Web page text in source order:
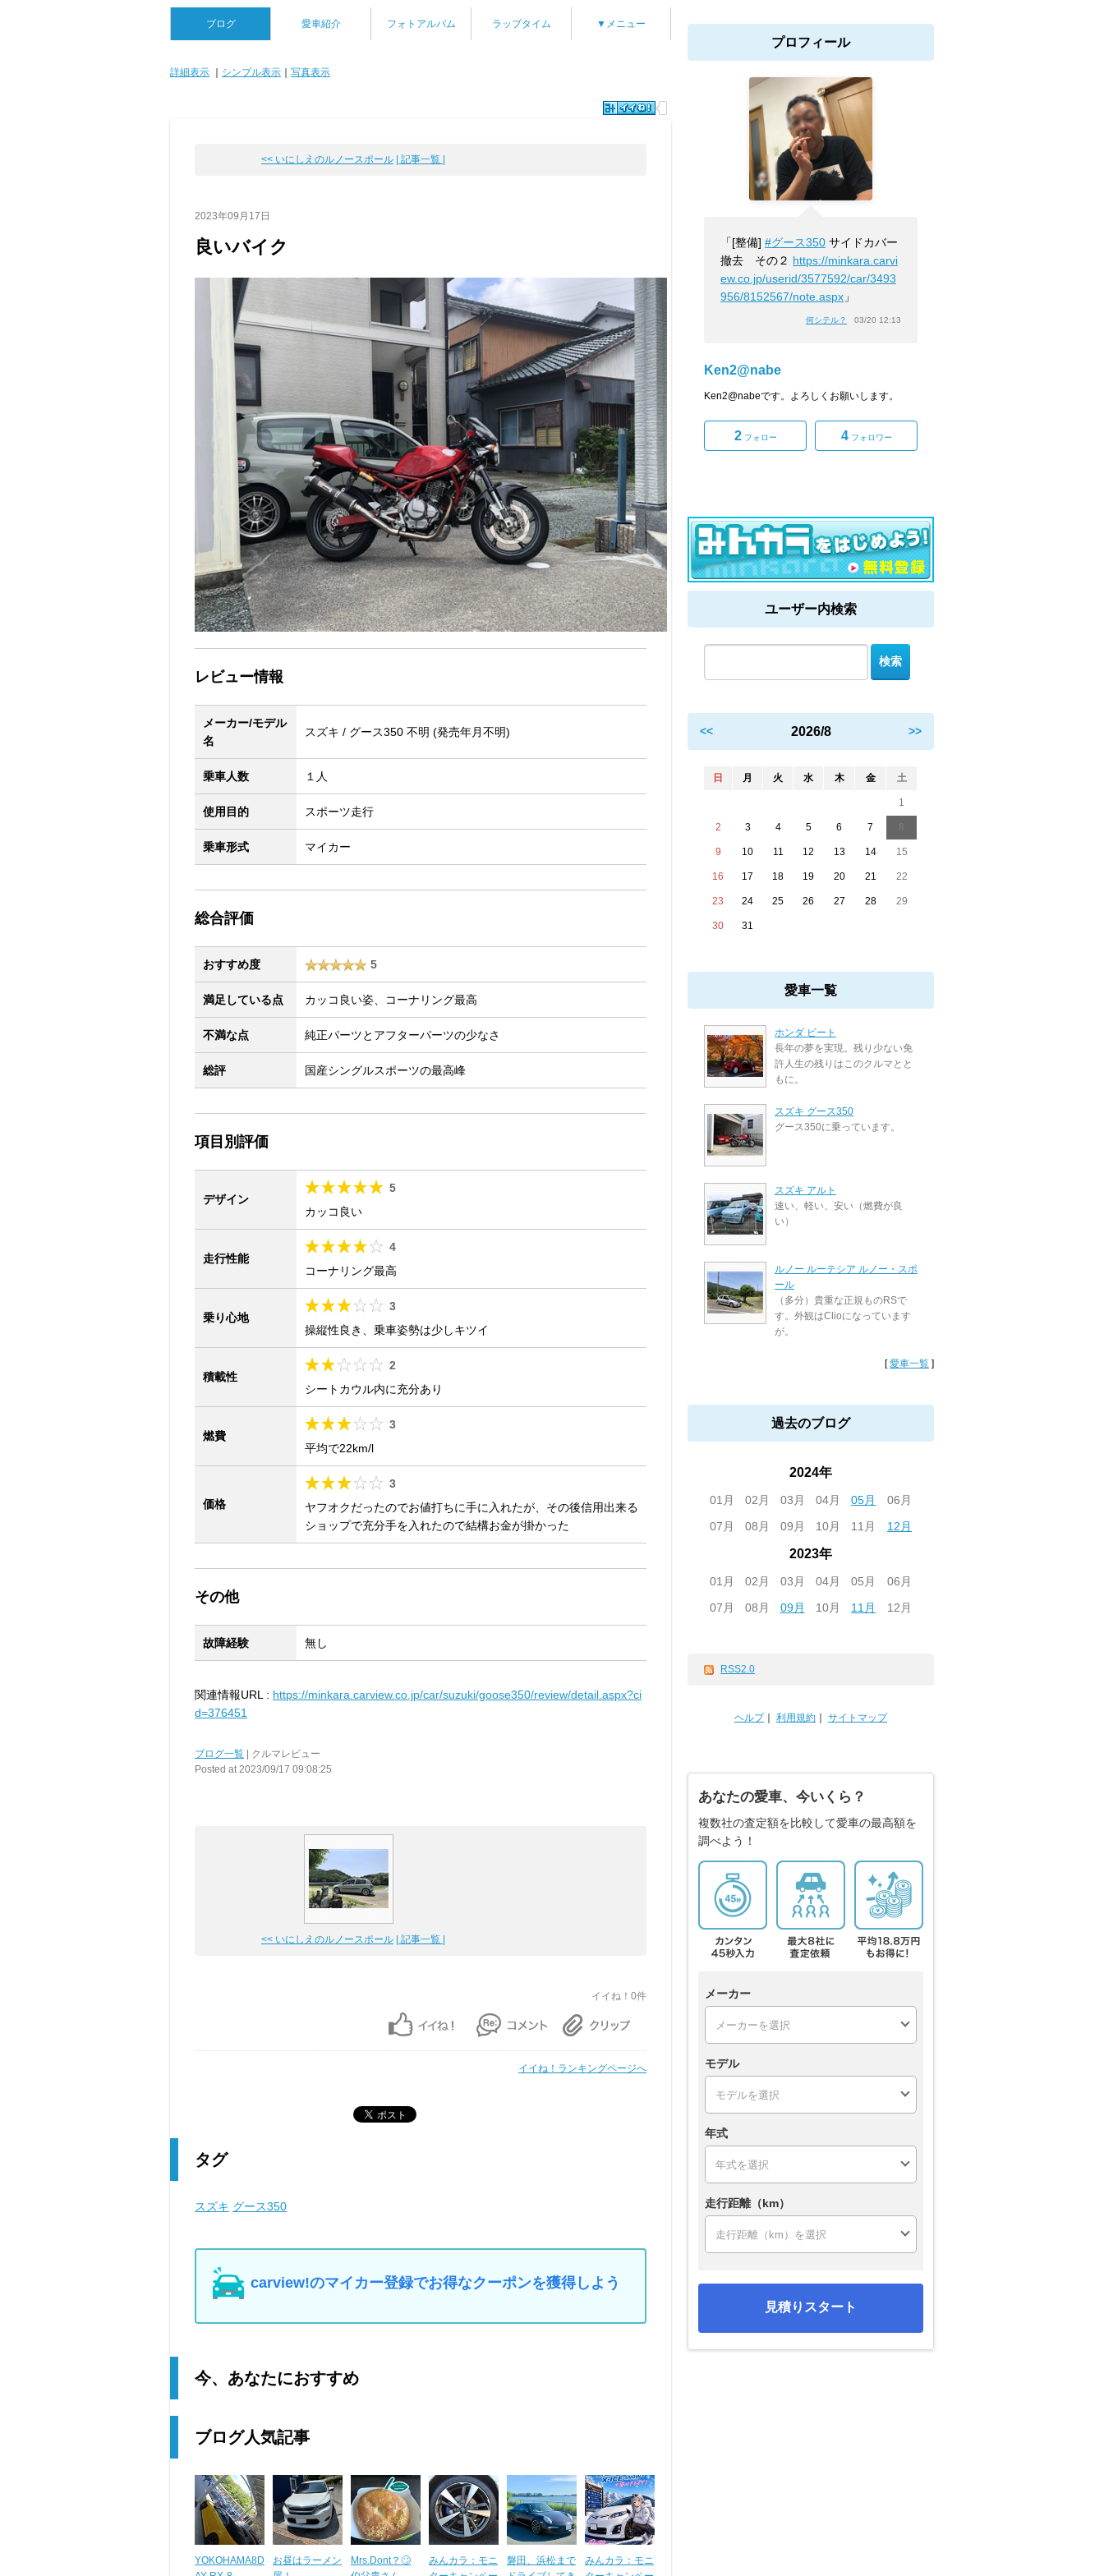
ブログ 愛車紹介 フォトアルバム ラップタイム ▼メニュー
詳細表示 シンプル表示 写真表示
<< いにしえのルノースポール | 記事一覧 |
2023年09月17日
良いバイク
レビュー情報
メーカー/モデル
名
スズキ / グース350 不明 (発売年月不明)
乗車人数 １人
使用目的 スポーツ走行
乗車形式 マイカー
総合評価
おすすめ度 5
満足している点 カッコ良い姿、コーナリング最高
不満な点 純正パーツとアフターパーツの少なさ
総評 国産シングルスポーツの最高峰
項目別評価
デザイン
5
カッコ良い
走行性能
4
コーナリング最高
乗り心地
3
操縦性良き、乗車姿勢は少しキツイ
積載性
2
シートカウル内に充分あり
燃費
3
平均で22km/l
価格
3
ヤフオクだったのでお値打ちに手に入れたが、その後信用出来る
ショップで充分手を入れたので結構お金が掛かった
その他
故障経験 無し
関連情報URL : https://minkara.carview.co.jp/car/suzuki/goose350/review/detail.aspx?ci
d=376451
ブログ一覧 | クルマレビュー
Posted at 2023/09/17 09:08:25
<< いにしえのルノースポール | 記事一覧 |
イイね！0件
イイね！ランキングページへ
タグ
スズキ グース350
carview!のマイカー登録でお得なクーポンを獲得しよう
今、あなたにおすすめ
ブログ人気記事
YOKOHAMA8D
お昼はラーメン
Mrs.Dont？🙄
みんカラ：モニ
磐田、浜松まで
みんカラ：モニ
プロフィール
「[整備] #グース350 サイドカバー
撤去 その２ https://minkara.carvi
ew.co.jp/userid/3577592/car/3493
956/8152567/note.aspx 」
何シテル？ 03/20 12:13
Ken2@nabe
Ken2@nabeです。よろしくお願いします。
2フォロー 4フォロワー
ユーザー内検索
<< 2026/8 >>
日 月 火 水 木 金 土
1
2 3 4 5 6 7
9 10 11 12 13 14 15
16 17 18 19 20 21 22
23 24 25 26 27 28 29
30 31
愛車一覧
ホンダ ビート
長年の夢を実現。残り少ない免
許人生の残りはこのクルマとと
もに。
スズキ グース350
グース350に乗っています。
スズキ アルト
速い、軽い、安い（燃費が良
い）
ルノー ルーテシア ルノー・スポ
ール
（多分）貴重な正規ものRSで
す。外観はClioになっています
が。
[愛車一覧 ]
過去のブログ
2024年
01月 02月 03月 04月 05月
06月
07月
08月 09月 10月 11月 12月
2023年
01月 02月 03月 04月 05月
06月
07月
08月 09月 10月 11月 12月
RSS2.0
ヘルプ｜ 利用規約 サイトマップ
あなたの愛車、今いくら？
複数社の査定額を比較して愛車の最高額を
調べよう！
メーカー
モデル
年式
走行距離（km）
見積りスタート